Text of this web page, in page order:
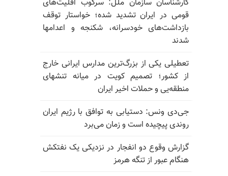
کارشناسان سازمان ملل: سرکوب اقلیت‌های
قومی در ایران تشدید شده؛ خواستار توقف
بازداشت‌های خودسرانه، شکنجه و اعدامها
شدند
تعطیلی یکی از بزرگ‌ترین مدارس ایرانی خارج
از کشور؛ تصمیم کویت در میانه تنشهای
منطقه‌یی و حملات اخیر ایران
جی‌دی ونس: دستیابی به توافق با رژیم ایران
روندی پیچیده است و زمان می‌برد
گزارش وقوع دو انفجار در نزدیکی یک نفتکش
هنگام عبور از تنگه هرمز